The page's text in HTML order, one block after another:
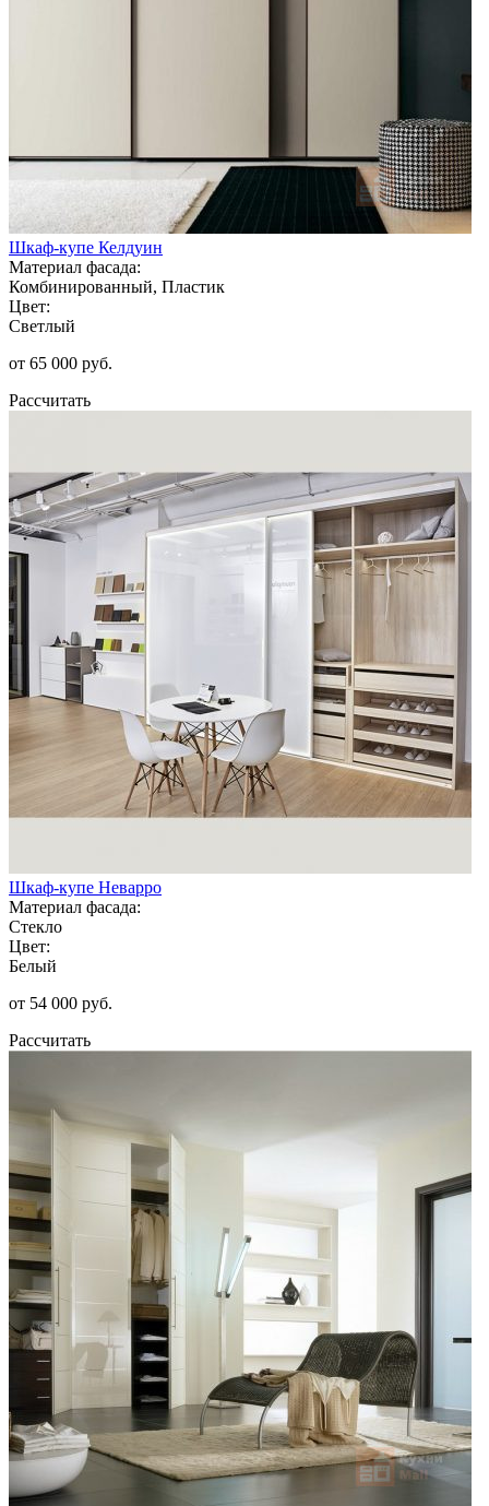
Шкаф-купе Келдуин
Материал фасада:
Комбинированный, Пластик
Цвет:
Светлый
от 65 000 руб.
Рассчитать
Шкаф-купе Неварро
Материал фасада:
Стекло
Цвет:
Белый
от 54 000 руб.
Рассчитать